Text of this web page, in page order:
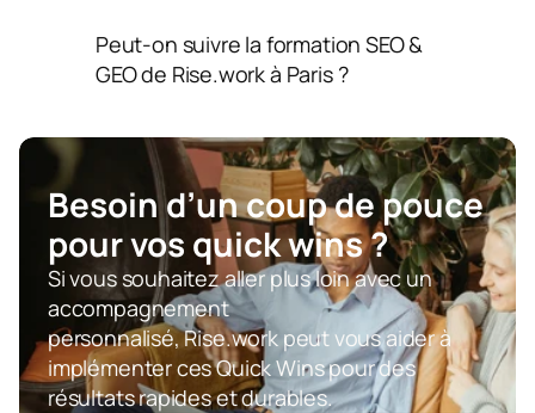
Peut-on suivre la formation SEO &
GEO de Rise.work à Paris ?
Besoin d’un coup de pouce
pour vos quick wins ?
Si vous souhaitez aller plus loin avec un
accompagnement
personnalisé, Rise.work peut vous aider à
implémenter ces Quick Wins pour des
résultats rapides et durables.